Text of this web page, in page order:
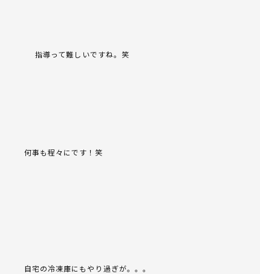
指導って難しいですね。笑
何事も程々にです！笑
自宅の冷凍庫にもやり過ぎが。。。